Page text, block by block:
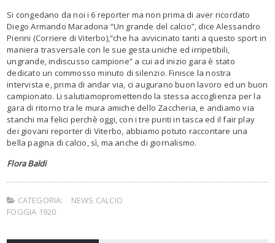
Si congedano da noi i 6 reporter ma non prima di aver ricordato
Diego Armando Maradona “Un grande del calcio”, dice Alessandro
Pierini (Corriere di Viterbo),“che ha avvicinato tanti a questo sport in
maniera trasversale con le sue gesta uniche edirripetibili,
un grande, indiscusso campione” a cui ad inizio gara è stato
dedicato un commossominuto di silenzio. Finisce la nostra
intervista e, prima di andar via, ci auguranobuon lavoro ed un buon
campionato. Li salutiamopromettendo la stessa accoglienza per la
gara di ritorno tra le mura amiche dello Zaccheria, e andiamo via
stanchi ma felici perchè oggi, con i tre punti in tasca ed ilfair play
dei giovani reporter di Viterbo, abbiamo potuto raccontare una
bella pagina di calcio, sì, ma anche di giornalismo.
Flora Baldi
CATEGORIA:
NEWS CALCIO
FOGGIA 1920